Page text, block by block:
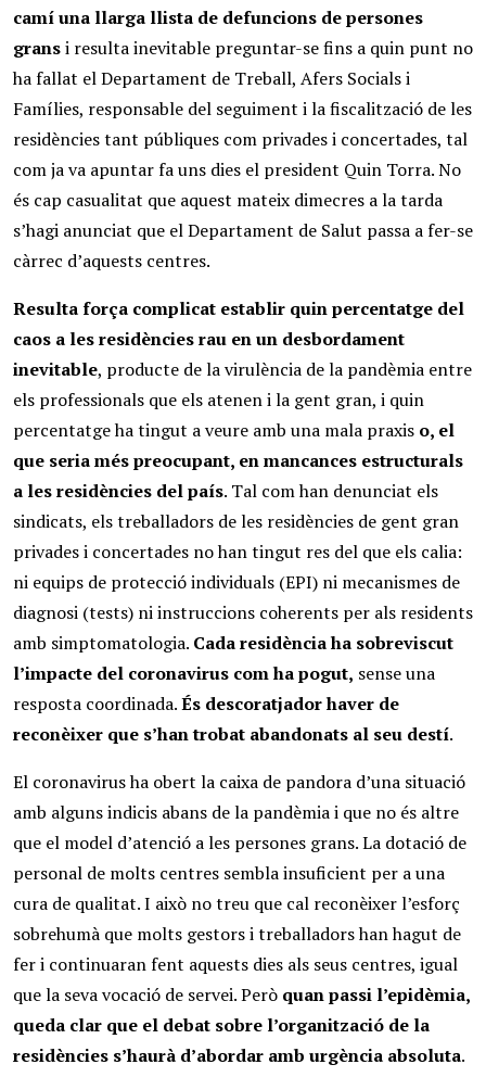
camí una llarga llista de defuncions de persones
gransi resulta inevitable preguntar-se fins a quin punt no
ha fallat el Departament de Treball, Afers Socials i
Famílies, responsable del seguiment i la fiscalització de les
residències tant públiques com privades i concertades, tal
com ja va apuntar fa uns dies el president Quin Torra. No
és cap casualitat que aquest mateix dimecres a la tarda
s’hagi anunciat que el Departament de Salut passa a fer-se
càrrec d’aquests centres.
Resulta força complicat establir quin percentatge del
caos a les residències rau en un desbordament
inevitable, producte de la virulència de la pandèmia entre
els professionals que els atenen i la gent gran, i quin
percentatge ha tingut a veure amb una mala praxis o, el
que seria més preocupant, en mancances estructurals
a les residències del país. Tal com han denunciat els
sindicats, els treballadors de les residències de gent gran
privades i concertades no han tingut res del que els calia:
ni equips de protecció individuals (EPI) ni mecanismes de
diagnosi (tests) ni instruccions coherents per als residents
amb simptomatologia. Cada residència ha sobreviscut
l’impacte del coronavirus com ha pogut, sense una
resposta coordinada.És descoratjador haver de
reconèixer que s’han trobat abandonats al seu destí.
El coronavirus ha obert la caixa de pandora d’una situació
amb alguns indicis abans de la pandèmia i que no és altre
que el model d’atenció a les persones grans. La dotació de
personal de molts centres sembla insuficient per a una
cura de qualitat. I això no treu que cal reconèixer l’esforç
sobrehumà que molts gestors i treballadors han hagut de
fer i continuaran fent aquests dies als seus centres, igual
que la seva vocació de servei. Però quan passi l’epidèmia,
queda clar que el debat sobre l’organització de la
residències s’haurà d’abordar amb urgència absoluta.